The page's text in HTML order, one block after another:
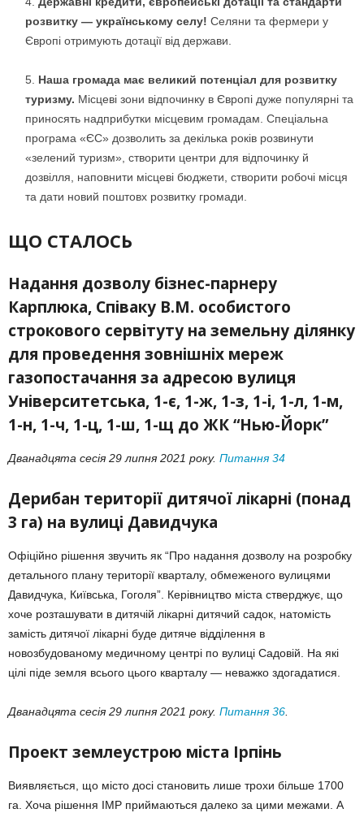
розвитку — українському селу! Селяни та фермери у
Європі отримують дотації від держави.
Наша громада має великий потенціал для розвитку
туризму. Місцеві зони відпочинку в Європі дуже популярні та
приносять надприбутки місцевим громадам. Спеціальна
програма «ЄС» дозволить за декілька років розвинути
«зелений туризм», створити центри для відпочинку й
дозвілля, наповнити місцеві бюджети, створити робочі місця
та дати новий поштовх розвитку громади.
ЩО СТАЛОСЬ
Надання дозволу бізнес-парнеру
Карплюка, Співаку В.М. особистого
строкового сервітуту на земельну ділянку
для проведення зовнішніх мереж
газопостачання за адресою вулиця
Університетська, 1-є, 1-ж, 1-з, 1-і, 1-л, 1-м,
1-н, 1-ч, 1-ц, 1-ш, 1-щ до ЖК “Нью-Йорк”
Дванадцята сесія 29 липня 2021 року. Питання 34
Дерибан території дитячої лікарні (понад
3 га) на вулиці Давидчука
Офіційно рішення звучить як “Про надання дозволу на розробку
детального плану території кварталу, обмеженого вулицями
Давидчука, Київська, Гоголя”. Керівництво міста стверджує, що
хоче розташувати в дитячій лікарні дитячий садок, натомість
замість дитячої лікарні буде дитяче відділення в
новозбудованому медичному центрі по вулиці Садовій. На які
цілі піде земля всього цього кварталу — неважко здогадатися.
Дванадцята сесія 29 липня 2021 року. Питання 36.
Проект землеустрою міста Ірпінь
Виявляється, що місто досі становить лише трохи більше 1700
га. Хоча рішення ІМР приймаються далеко за цими межами. А